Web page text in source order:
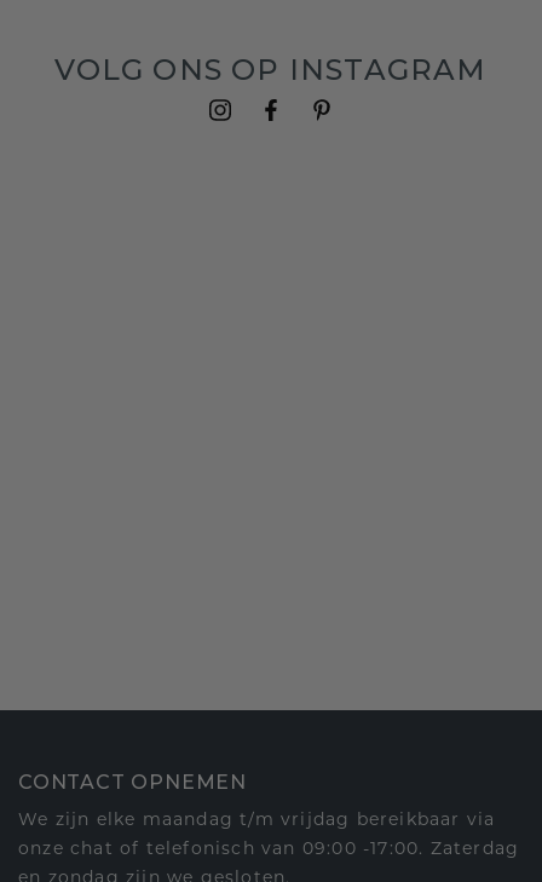
VOLG ONS OP INSTAGRAM
CONTACT OPNEMEN
We zijn elke maandag t/m vrijdag bereikbaar via
onze chat of telefonisch van 09:00 -17:00. Zaterdag